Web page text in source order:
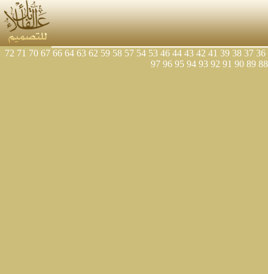
36
37
38
39
41
42
43
44
46
53
54
57
58
59
62
63
64
66
67
70
71
72
88
89
90
91
92
93
94
95
96
97